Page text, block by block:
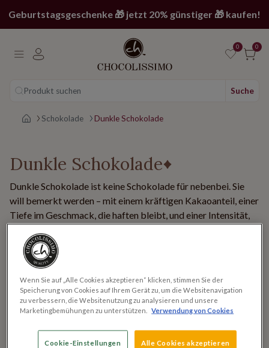
Geburtstagsgeschenke 🎁 jetzt 20% günstiger 🎁 kaufen!
0 0
Produkt suchen Suche
Main page
Schokolade Dunkle Schokolade
Dunkle Schokolade
Dunkle Schokolade ist keine Schokolade für nebenbei. Sie
will bemerkt werden – mit einem kräftigen Kakaoanteil, einer
Tiefe im Geschmack, die haften bleibt, und einer Intensität,
Geschmack gekommen ist, trinkt seinen Kaffee auch
schwarz. Bei Chocolissimo kommt dunkle Schokolade in
belgischer Qualität – und die macht den Unterschied
zwischen gut und unvergesslich.
1 Produkte
Bierflasche
Wenn Sie auf „Alle Cookies akzeptieren“ klicken, stimmen Sie der
Speicherung von Cookies auf Ihrem Gerät zu, um die Websitenavigation
zu verbessern, die Websitenutzung zu analysieren und unsere
Marketingbemühungen zu unterstützen.
Verwendung von Cookies
Cookie-Einstellungen Alle Cookies akzeptieren